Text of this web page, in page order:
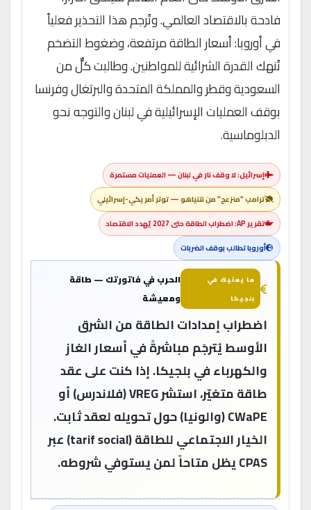
فادحة بالاقتصاد العالمي. وتُرجم هذا التحذير فعلياً
في أوروبا: أسعار الطاقة مرتفعة، وضغوط التضخم
تُنهك القدرة الشرائية للمواطنين. وطالبت كلٌّ من
السعودية وقطر والمملكة المتحدة والبرتغال وفرنسا
بوقف العمليات الإسرائيلية في لبنان والتوجه نحو
الدبلوماسية.
إسرائيل: لا وقف نار في لبنان — العمليات مستمرة
ترامب “منزعج” من نتنياهو — توتر أمريكي-إسرائيلي
تقرير AP: اضطراب الطاقة حتى 2027 يُهدد الاقتصاد
أوروبا تطالب بوقف الضربات
ما يعنيك في
بلجيكا
الحرب في فاتورتك — طاقة
ومعيشة
اضطراب إمدادات الطاقة من الشرق
الأوسط يُترجَم مباشرةً في أسعار الغاز
والكهرباء في بلجيكا. إذا كنت على عقد
طاقة متغيّر، استشر VREG (فلاندرس) أو
CWaPE (والونيا) حول تحويله لعقد ثابت.
الخيار الاجتماعي للطاقة (tarif social) عبر
CPAS يظل متاحاً لمن يستوفي شروطه.